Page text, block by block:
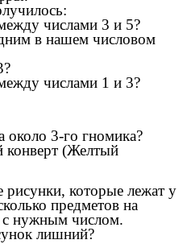
числами 3 и 5?
в нашем числовом
числами 1 и 3?
около 3-го гномика?
конверт (Желтый
рисунки, которые лежат у
предметов на
с нужным числом.
лишний?